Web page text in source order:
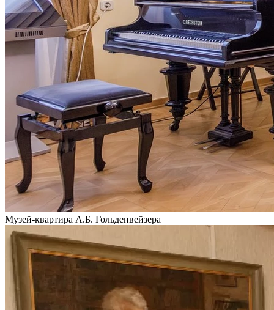
Музей-квартира А.Б. Гольденвейзера